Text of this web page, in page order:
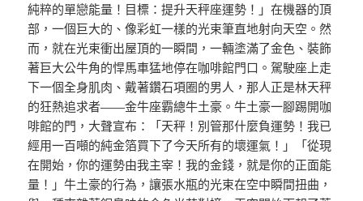
純粹的單戀能量！目標：提升天秤座運勢！」在機器的頂
部，一個巨大的、像彩虹一樣的光束筆直地射向天空。然
而，就在光束衝出屋頂的一瞬間，一輛塗滿了金色、裝飾
著巨大公牛角的悍馬車猛地停在咖啡館門口。駕駛座上走
下一個全身肌肉、戴著鑽石項圈的男人，那人正是林天秤
的狂熱追求者——金牛座霸總牛土豪。牛土豪一腳踢開咖
啡館的門，大聲宣布：「天秤！別管那什麼負運勢！我已
經用一百噸的純金箔買下了今天所有的壞運氣！」「從現
在開始，你的運勢由我主宰！我的金錢，就是你的正面能
量！」牛土豪的行為，讓張水瓶的光束在空中瞬間扭曲，